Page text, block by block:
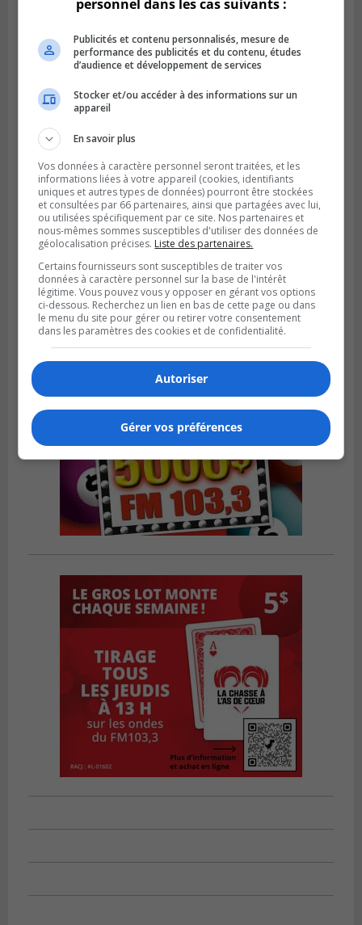
Publié le 18 juillet 2026 à 10h00
développer à Longueuil
Le parc Poly-aréna de Brossard va vibrer
en début août
personnel dans les cas suivants :
Publicités et contenu personnalisés, mesure de
performance des publicités et du contenu, études
d’audience et développement de services
Stocker et/ou accéder à des informations sur un
appareil
En savoir plus
Vos données à caractère personnel seront traitées, et les
informations liées à votre appareil (cookies, identifiants
uniques et autres types de données) pourront être stockées
et consultées par 66 partenaires, ainsi que partagées avec lui,
ou utilisées spécifiquement par ce site. Nos partenaires et
nous-mêmes sommes susceptibles d'utiliser des données de
géolocalisation précises. Liste des partenaires.
Certains fournisseurs sont susceptibles de traiter vos
données à caractère personnel sur la base de l'intérêt
légitime. Vous pouvez vous y opposer en gérant vos options
ci-dessous. Recherchez un lien en bas de cette page ou dans
le menu du site pour gérer ou retirer votre consentement
dans les paramètres des cookies et de confidentialité.
Autoriser
Gérer vos préférences